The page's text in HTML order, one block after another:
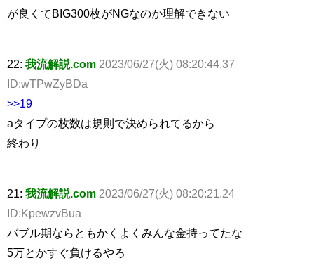
が良くてBIG300枚がNGなのか理解できない
22: 我流解説.com 2023/06/27(火) 08:20:44.37
ID:wTPwZyBDa
>>19
aタイプの枚数は規則で決められてるから
終わり
21: 我流解説.com 2023/06/27(火) 08:20:21.24
ID:KpewzvBua
バブル期ならともかくよくみんな金持ってたな
5万とかすぐ負けるやろ